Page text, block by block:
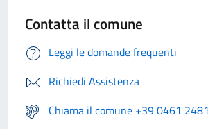
Contatta il comune
Leggi le domande frequenti
Richiedi Assistenza
Chiama il comune +39 0461